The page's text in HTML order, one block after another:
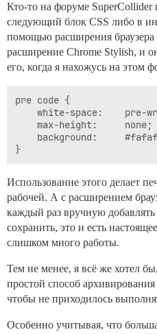
            } else {
// У
if
            }
} while
    }
    // включительно.
private boolean
        // Победитель
return
&&
private void
Кто-то на форуме
следующий блок CSS либо в
помощью расширения браузера
расширение Chrome Stylish, и
его, когда я нахожусь на этом
pre code {
    white-space: 	pre-wrap;
    max-height: 	none;
    background: 	#fafafa;
Использование этого делает
рабочей. А с расширением
каждый раз вручную добавлять
сохранить, это и есть
слишком много работы.
Тем не менее, я всё же хотел
простой способ
чтобы не приходилось
Особенно учитывая, что